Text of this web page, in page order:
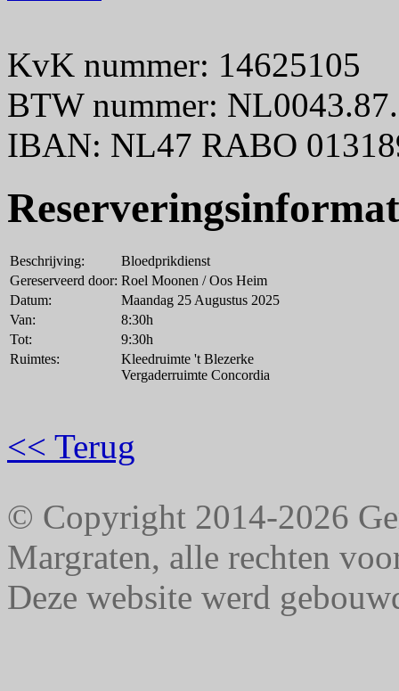
KvK nummer: 14625105
BTW nummer:
IBAN: NL47 RABO
Beschrijving:
Bloedprikdienst
Gereserveerd door: Roel Moonen / Oos Heim
Datum:
Maandag 25 Augustus 2025
Van:
8:30h
Tot:
9:30h
Ruimtes:
Kleedruimte 't Blezerke
Vergaderruimte Concordia
<< Terug
© Copyright 2014-2026
Margraten, alle rechten
Deze website werd